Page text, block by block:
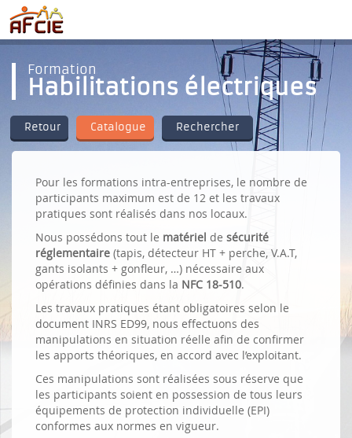
Formation
Habilitations électriques
Retour Catalogue Rechercher
Pour les formations intra-entreprises, le nombre de
participants maximum est de 12 et les travaux
pratiques sont réalisés dans nos locaux.
Nous possédons tout le matériel de sécurité
réglementaire (tapis, détecteur HT + perche, V.A.T,
gants isolants + gonfleur, …) nécessaire aux
opérations définies dans la NFC 18-510.
Les travaux pratiques étant obligatoires selon le
document INRS ED99, nous effectuons des
manipulations en situation réelle afin de confirmer
les apports théoriques, en accord avec l’exploitant.
Ces manipulations sont réalisées sous réserve que
les participants soient en possession de tous leurs
équipements de protection individuelle (EPI)
conformes aux normes en vigueur.